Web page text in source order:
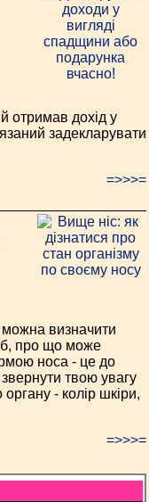
отримав дохід у
задекларувати
=>>>=
визначити
б, про що може
носа - це до
твою увагу
- колір шкіри,
=>>>=